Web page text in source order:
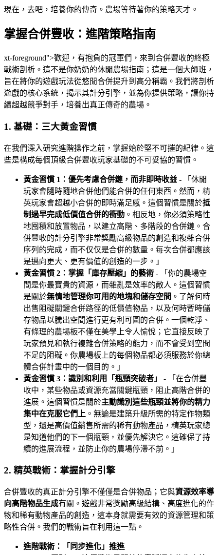
現在，去吧，培養你的傳奇。農場等待著你的策略天才。
掌握合併豐收：進階策略指南
xt-foreground">歡迎，有抱負的冠軍們，來到合併豐收的終極
戰術剖析。這不是你奶奶的休閒農場指南；這是一個大師班，
旨在將你的遊戲玩法從悠閒合併提升到高分稱霸。我們將剖析
遊戲的核心系統，揭示其計分引擎，並為你提供策略，讓你持
續超越競爭對手，培養出真正傳奇的農場。
1. 基礎：三大黃金習慣
在我們深入研究進階操作之前，掌握始於堅不可摧的紀律。這
些是構成每個頂級合併豐收玩家基礎的不可妥協的習慣。
黃金習慣 1：優先考慮合併鏈，而非即時收益 - 「休閒
玩家會隨時隨地合併他們能合併的任何東西。然而，精
英玩家會超越小合併的即時滿足感。這個習慣是關於抵
制過早完成低價值合併的衝動 。相反地，你必須策略性
地囤積和放置物品，以建立高階、多階段的合併鏈。合
併豐收的計分引擎非常獎勵高級物品的創造和複雜合併
序列的完成，而不仅仅是合併的數量。每次合併都應該
是邁向更大、更有價值的創造的一步。」
黃金習慣 2：掌握「庫存壓縮」的藝術 - 「你的農場空
間是你最寶貴的資源，而雜亂是效率的敵人。這個習慣
是關於無情地管理你可用的地塊和儲存空間 。了解何時
出售阻礙關鍵合併路徑的低價值物品，以及何時暫時儲
存物品以騰出空間進行更有利可圖的合併。一個乾淨、
有條理的農場板不僅在美學上令人愉悅；它直接反映了
玩家預見和執行複雜合併策略的能力，而不會受到空間
不足的阻礙。你農場板上的每個物品都必須服務於你總
體合併計畫中的一個目的。」
黃金習慣 3：識別和利用「瓶頸突破者」
- 「在合併豐
收中，某些物品或資源充當關鍵瓶頸，阻止高階合併的
進展。這個習慣是關於主動識別這些瓶頸並將你的精力
集中在克服它們上 。無論是建築升級所需的特定作物類
型，還是高價值銷售所需的稀有動物產品，精英玩家總
是知道他們的下一個瓶頸，並優先解決它。這確保了持
續的進展流程，並防止你的農場停滯不前。」
2. 精英戰術：掌握計分引擎
合併豐收的真正計分引擎不僅僅是合併物品；它與資源效率導
向高階物品生成有關。遊戲非常獎勵高級結構、高度進化的作
物和稀有動物產品的創造，這本身就需要有效的資源管理和策
略性合併。我們的戰術旨在利用這一點。
進階戰術：「同步進化」推進